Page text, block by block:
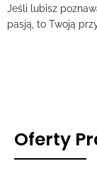
Jeśli lubisz
pasją, to Twoją
Oferty